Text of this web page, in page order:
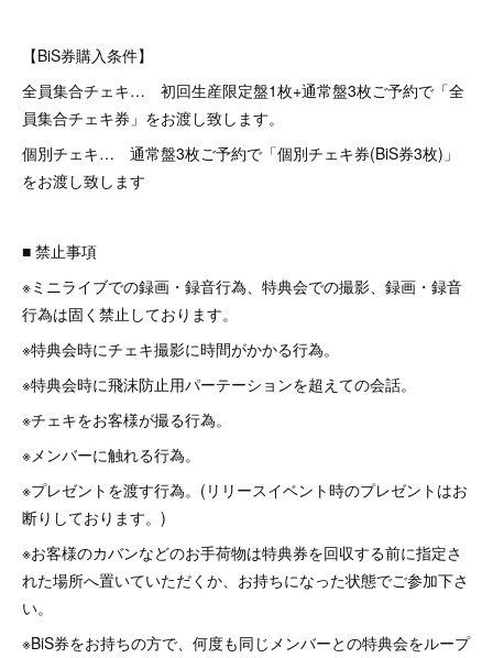
【BiS券購入条件】
全員集合チェキ… 初回生産限定盤1枚+通常盤3枚ご予約で「全
員集合チェキ券」をお渡し致します。
個別チェキ… 通常盤3枚ご予約で「個別チェキ券(BiS券3枚)」
をお渡し致します
■ 禁止事項
※ミニライブでの録画・録音行為、特典会での撮影、録画・録音
行為は固く禁止しております。
※特典会時にチェキ撮影に時間がかかる行為。
※特典会時に飛沫防止用パーテーションを超えての会話。
※チェキをお客様が撮る行為。
※メンバーに触れる行為。
※プレゼントを渡す行為。(リリースイベント時のプレゼントはお
断りしております。)
※お客様のカバンなどのお手荷物は特典券を回収する前に指定さ
れた場所へ置いていただくか、お持ちになった状態でご参加下さ
い。
※BiS券をお持ちの方で、何度も同じメンバーとの特典会をループ